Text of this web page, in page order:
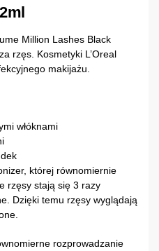
Million Lashes Black
rzęs. Kosmetyki L’Oreal
makijażu.
włóknami
której równomiernie
rzęsy stają się 3 razy
Dzięki temu rzęsy wyglądają
rozprowadzanie